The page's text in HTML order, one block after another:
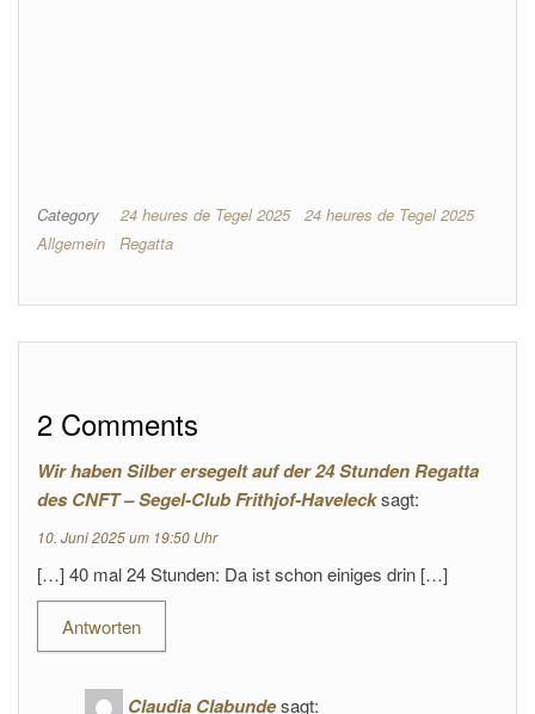
Category 24 heures de Tegel 2025
24 heures de Tegel 2025
Allgemein
Regatta
2 Comments
Wir haben Silber ersegelt auf der 24 Stunden Regatta
des CNFT – Segel-Club Frithjof-Havelecksagt:
10. Juni 2025 um 19:50 Uhr
[…] 40 mal 24 Stunden: Da ist schon einiges drin […]
Antworten
Claudia Clabundesagt: